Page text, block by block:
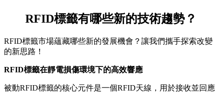
RFID標籤有哪些新的技術趨勢？
RFID標籤市場蘊藏哪些新的發展機會？讓我們攜手探索改變
的新思路！
RFID標籤在靜電損傷環境下的高效響應
被動RFID標籤的核心元件是一個RFID天線，用於接收並回應